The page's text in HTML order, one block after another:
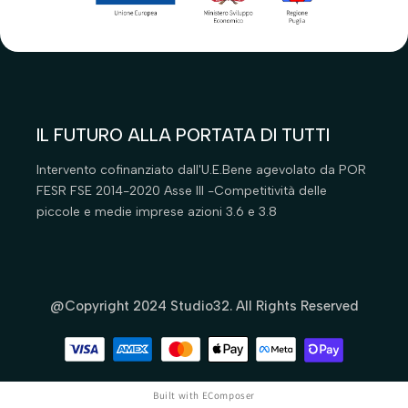
IL FUTURO ALLA PORTATA DI TUTTI
Intervento cofinanziato dall'U.E.Bene agevolato da POR
FESR FSE 2014-2020 Asse III -Competitività delle
piccole e medie imprese azioni 3.6 e 3.8
@Copyright 2024 Studio32. All Rights Reserved
Built with EComposer